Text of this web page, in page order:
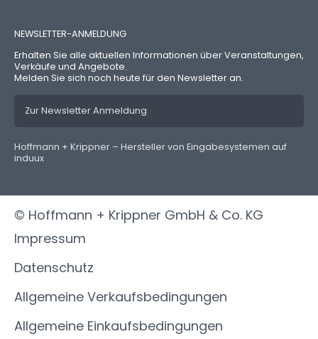
NEWSLETTER-ANMELDUNG
Erhalten Sie alle aktuellen Informationen über Veranstaltungen,
Verkäufe und Angebote.
Melden Sie sich noch heute für den Newsletter an.
Zur Newsletter Anmeldung
Hoffmann + Krippner – Hersteller von Eingabesystemen auf
induux
© Hoffmann + Krippner GmbH & Co. KG
Impressum
Datenschutz
Allgemeine Verkaufsbedingungen
Allgemeine Einkaufsbedingungen